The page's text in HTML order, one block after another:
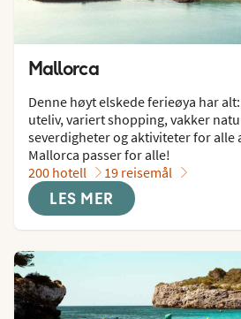
Mallorca
Denne høyt elskede ferieøya har
uteliv, variert shopping, vakker
severdigheter og aktiviteter for alle
Mallorca passer for alle!
200 hotell
19 reisemål
LES MER